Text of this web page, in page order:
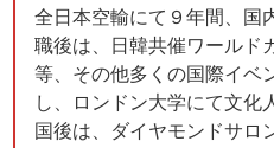
全日本空輸にて９年間、国
職後は、日韓共催ワールド
等、その他多くの国際イベ
し、ロンドン大学にて文化
国後は、ダイヤモンドサロ